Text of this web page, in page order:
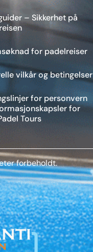
– Sikkerhet på
for padelreiser
vilkår og betingelser
for personvern
for
Tours
forbeholdt.